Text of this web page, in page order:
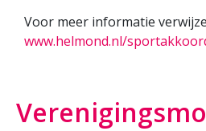
Voor meer informatie
www.helmond.nl/